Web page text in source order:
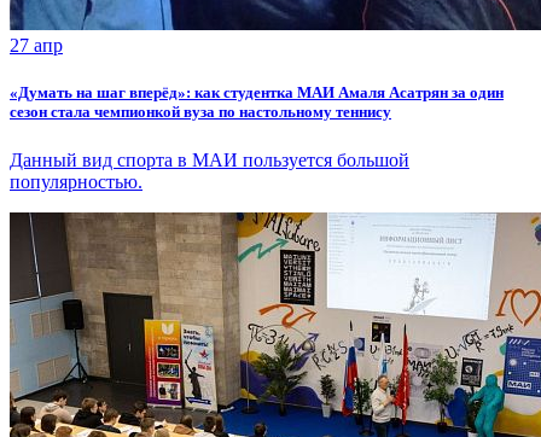
27 апр
«Думать на шаг вперёд»: как студентка МАИ Амаля Асатрян за один
сезон стала чемпионкой вуза по настольному теннису
Данный вид спорта в МАИ пользуется большой
популярностью.